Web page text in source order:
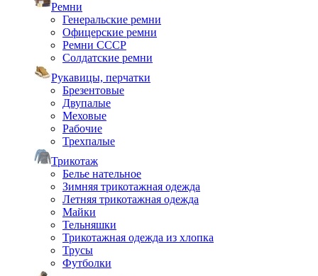
Ремни
Генеральские ремни
Офицерские ремни
Ремни СССР
Солдатские ремни
Рукавицы, перчатки
Брезентовые
Двупалые
Меховые
Рабочие
Трехпалые
Трикотаж
Белье нательное
Зимняя трикотажная одежда
Летняя трикотажная одежда
Майки
Тельняшки
Трикотажная одежда из хлопка
Трусы
Футболки